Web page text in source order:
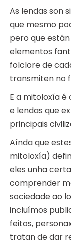
As lendas son
que mesmo
pero que están
elementos
folclore de
transmiten no
E a mitoloxía é
e lendas que
principais
Aínda que
mitoloxía)
eles unha
comprender
sociedade ao
incluímos
feitos,
tratan de dar